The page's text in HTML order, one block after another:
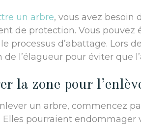
un arbre, vous avez besoin
de protection. Vous
processus d’abattage. Lors
de l’élagueur pour éviter que
la zone pour
un arbre, commencez
Elles pourraient